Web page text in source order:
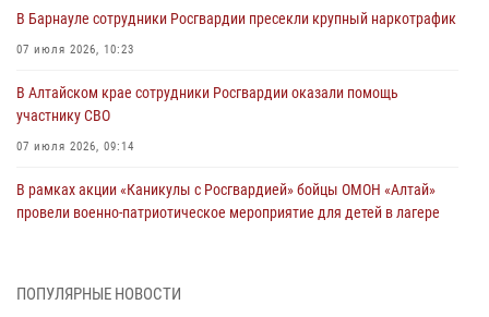
В Барнауле сотрудники Росгвардии пресекли крупный наркотрафик
07 июля 2026, 10:23
В Алтайском крае сотрудники Росгвардии оказали помощь
участнику СВО
07 июля 2026, 09:14
В рамках акции «Каникулы с Росгвардией» бойцы ОМОН «Алтай»
провели военно-патриотическое мероприятие для детей в лагере
ПОПУЛЯРНЫЕ НОВОСТИ